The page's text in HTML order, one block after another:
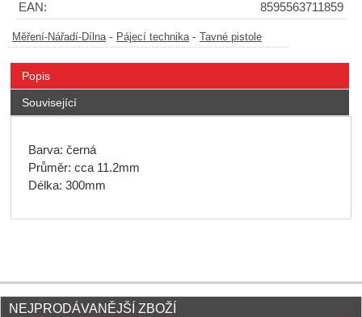
EAN:
8595563711859
Měření-Nářadí-Dílna- Pájecí technika- Tavné pistole
Popis
Související
Barva: černá
Průměr: cca 11.2mm
Délka: 300mm
NEJPRODÁVANĚJŠÍ ZBOŽÍ